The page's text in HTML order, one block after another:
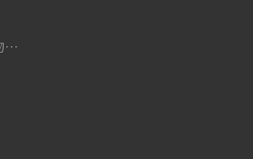
2021禽場生物安全手冊